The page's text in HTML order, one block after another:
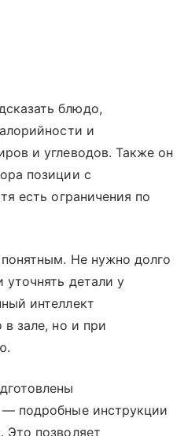
блюдо,
и
и углеводов. Также он
позиции с
есть ограничения по
Не нужно долго
уточнять детали у
интеллект
в зале, но и при
— подробные инструкции
Это позволяет